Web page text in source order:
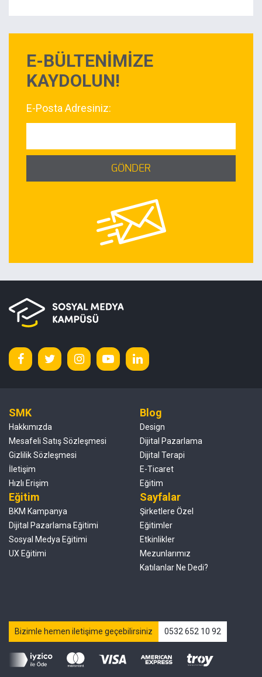
E-BÜLTENİMİZE
KAYDOLUN!
E-Posta Adresiniz:
GÖNDER
SMK
Hakkımızda
Mesafeli Satış Sözleşmesi
Gizlilik Sözleşmesi
İletişim
Hızlı Erişim
Blog
Design
Dijital Pazarlama
Dijital Terapi
E-Ticaret
Eğitim
Eğitim
BKM Kampanya
Dijital Pazarlama Eğitimi
Sosyal Medya Eğitimi
UX Eğitimi
Sayfalar
Şirketlere Özel
Eğitimler
Etkinlikler
Mezunlarımız
Katılanlar Ne Dedi?
Bizimle hemen iletişime geçebilirsiniz 0532 652 10 92